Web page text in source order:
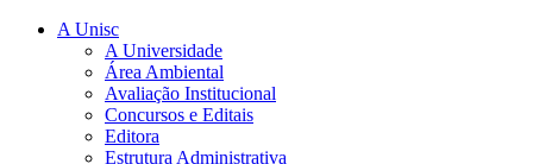
A Unisc
A Universidade
Área Ambiental
Avaliação Institucional
Concursos e Editais
Editora
Estrutura Administrativa